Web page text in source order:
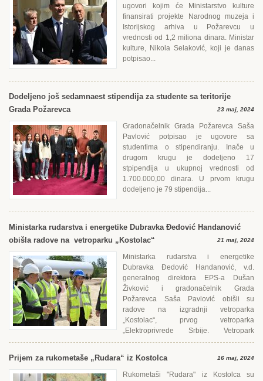
ugovori kojim će Ministarstvo kulture
finansirati projekte Narodnog muzeja i
Istorijskog arhiva u Požarevcu u
vrednosti od 1,2 miliona dinara. Ministar
kulture, Nikola Selaković, koji je danas
potpisao...
Dodeljeno još sedamnaest stipendija za studente sa teritorije
Grada Požarevca
23 maj, 2024
Gradonačelnik Grada Požarevca Saša
Pavlović potpisao je ugovore sa
studentima o stipendiranju. Inače u
drugom krugu je dodeljeno 17
stpipendija u ukupnoj vrednosti od
1.700.000,00 dinara. U prvom krugu
dodeljeno je 79 stipendija...
Ministarka rudarstva i energetike Dubravka Đedović Handanović
obišla radove na vetroparku „Kostolac“
21 maj, 2024
Ministarka rudarstva i energetike
Dubravka Đedović Handanović, v.d.
generalnog direktora ЕPS-a Dušan
Živković i gradonačelnik Grada
Požarevca Saša Pavlović obišli su
radove na izgradnji vetroparka
„Kostolac“, prvog vetroparka
„Еlektroprivrede Srbije. Vetropark
„Kostolac“ pravi je...
Prijem za rukometaše „Rudara“ iz Kostolca 16 maj, 2024
Rukometaši "Rudara" iz Kostolca su